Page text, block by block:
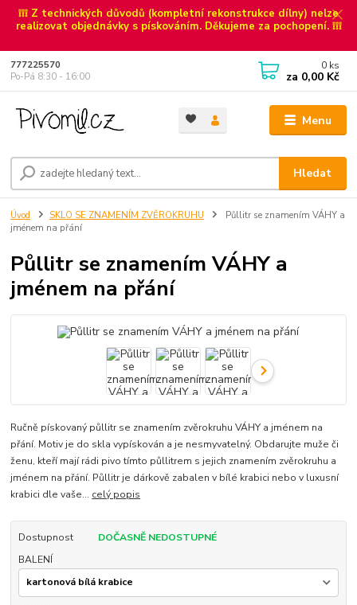
❕❕❕ Z technických důvodů (kompletní rekonstrukce dílny) nelze
realizovat objednávky s pískováním. Děkujeme za pochopení. ❕❕❕
Menu
Hledat
777225570
Po-Pá 8:30 - 16:00
0 ks
za 0,00 Kč
Úvod SKLO SE ZNAMENÍM ZVĚROKRUHU
Půllitr se znamením VÁHY a
jménem na přání
Půllitr se znamením VÁHY a
jménem na přání
Ručně pískovaný půllitr se znamením zvěrokruhu VÁHY a jménem na
přání. Motiv je do skla vypískován a je nesmyvatelný. Obdarujte muže či
ženu, kteří mají rádi pivo tímto půllitrem s jejich znamením zvěrokruhu a
jménem na přání. Půllitr je dárkově zabalen v bílé krabici nebo v luxusní
krabici dle vaše... celý popis
Dostupnost
DOČASNĚ NEDOSTUPNÉ
BALENÍ